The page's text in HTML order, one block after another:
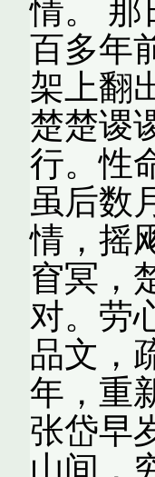
情。 那
百多年
架上翻
楚楚谡
行。性
虽后数
情，摇
窅冥，
对。劳
品文，
年，重
张岱早
山间，